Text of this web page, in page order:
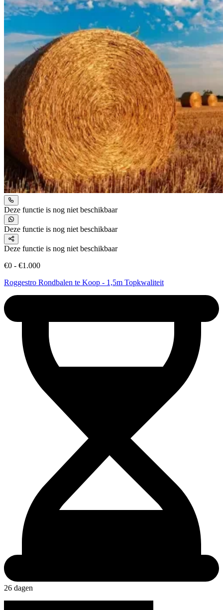
Deze functie is nog niet beschikbaar
Deze functie is nog niet beschikbaar
Deze functie is nog niet beschikbaar
€0 - €1.000
Roggestro Rondbalen te Koop - 1,5m Topkwaliteit
26 dagen